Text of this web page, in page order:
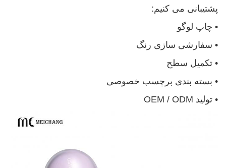
پشتیبانی می کنیم:
• چاپ لوگو
• سفارشی سازی رنگ
• تکمیل سطح
• بسته بندی برچسب خصوصی
• تولید OEM / ODM